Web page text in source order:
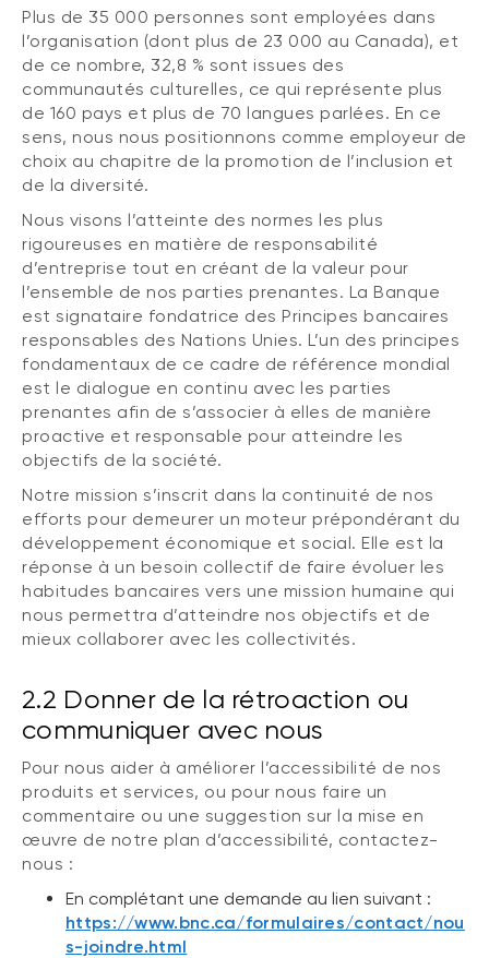
Plus de 35 000 personnes sont employées dans
l’organisation (dont plus de 23 000 au Canada), et
de ce nombre, 32,8 % sont issues des
communautés culturelles, ce qui représente plus
de 160 pays et plus de 70 langues parlées. En ce
sens, nous nous positionnons comme employeur de
choix au chapitre de la promotion de l’inclusion et
de la diversité.
Nous visons l’atteinte des normes les plus
rigoureuses en matière de responsabilité
d’entreprise tout en créant de la valeur pour
l’ensemble de nos parties prenantes. La Banque
est signataire fondatrice des Principes bancaires
responsables des Nations Unies. L’un des principes
fondamentaux de ce cadre de référence mondial
est le dialogue en continu avec les parties
prenantes afin de s’associer à elles de manière
proactive et responsable pour atteindre les
objectifs de la société.
Notre mission s’inscrit dans la continuité de nos
efforts pour demeurer un moteur prépondérant du
développement économique et social. Elle est la
réponse à un besoin collectif de faire évoluer les
habitudes bancaires vers une mission humaine qui
nous permettra d’atteindre nos objectifs et de
mieux collaborer avec les collectivités.
2.2 Donner de la rétroaction ou
communiquer avec nous
Pour nous aider à améliorer l’accessibilité de nos
produits et services, ou pour nous faire un
commentaire ou une suggestion sur la mise en
œuvre de notre plan d’accessibilité, contactez-
nous :
En complétant une demande au lien suivant :
https://www.bnc.ca/formulaires/contact/nou
s-joindre.html